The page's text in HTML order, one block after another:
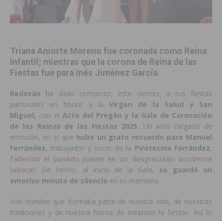
Triana Aniorte Moreno fue coronada como Reina
Infantil; mientras que la corona de Reina de las
Fiestas fue para Inés Jiménez García
Redován ha dado comienzo, este viernes, a sus fiestas
patronales en honor a la Virgen de la Salud y San
Miguel, con el Acto del Pregón y la Gala de Coronación
de las Reinas de las Fiestas 2025. Un acto cargado de
emoción, en el que hubo un grato recuerdo para Manuel
Ferrández, trabajador y socio de la Pirotecnia Ferrández,
fallecido el pasado jueves en un desgraciado accidente
laboral.
De hecho, al inicio de la Gala, se guardó un
emotivo minuto de silencio en su memoria.
«Un hombre que formaba parte de nuestra vida, de nuestras
tradiciones y de nuestra forma de entender la fiesta». Así lo